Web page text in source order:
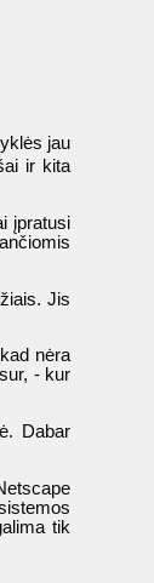
jau
ir kita
įpratusi
Jis
nėra
- kur
Dabar
tik